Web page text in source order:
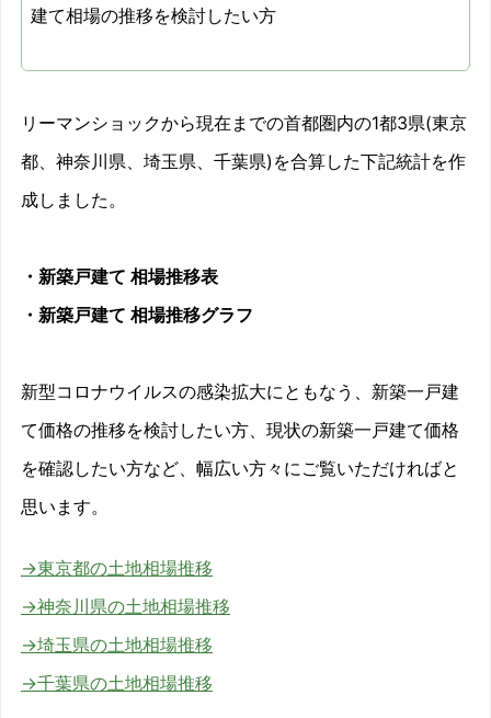
建て相場の推移を検討したい方
リーマンショックから現在までの首都圏内の1都3県(東京
都、神奈川県、埼玉県、千葉県)を合算した下記統計を作
成しました。
・新築戸建て 相場推移表
・新築戸建て 相場推移グラフ
新型コロナウイルスの感染拡大にともなう、新築一戸建
て価格の推移を検討したい方、現状の新築一戸建て価格
を確認したい方など、幅広い方々にご覧いただければと
思います。
→東京都の土地相場推移
→神奈川県の土地相場推移
→埼玉県の土地相場推移
→千葉県の土地相場推移